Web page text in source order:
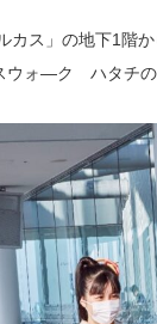
カス」の地下1階
ウォ―ク ハタチの